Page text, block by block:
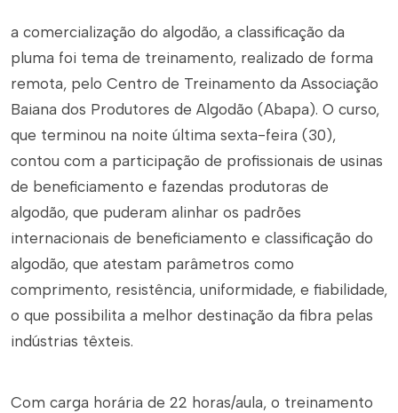
a comercialização do algodão, a classificação da
pluma foi tema de treinamento, realizado de forma
remota, pelo Centro de Treinamento da Associação
Baiana dos Produtores de Algodão (Abapa). O curso,
que terminou na noite última sexta-feira (30),
contou com a participação de profissionais de usinas
de beneficiamento e fazendas produtoras de
algodão, que puderam alinhar os padrões
internacionais de beneficiamento e classificação do
algodão, que atestam parâmetros como
comprimento, resistência, uniformidade, e fiabilidade,
o que possibilita a melhor destinação da fibra pelas
indústrias têxteis.
Com carga horária de 22 horas/aula, o treinamento